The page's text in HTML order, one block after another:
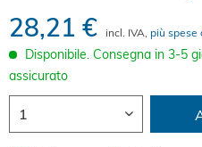
28,21 € incl. IVA, più spese
Disponibile. Consegna in 3-5
assicurato